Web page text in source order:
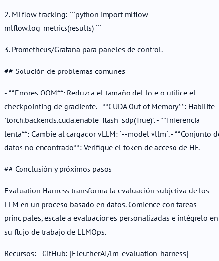
2. MLflow tracking: ```python import mlflow
mlflow.log_metrics(results) ```
3. Prometheus/Grafana para paneles de control.
## Solución de problemas comunes
- **Errores OOM**: Reduzca el tamaño del lote o utilice el
checkpointing de gradiente. - **CUDA Out of Memory**: Habilite
`torch.backends.cuda.enable_flash_sdp(True)`. - **Inferencia
lenta**: Cambie al cargador vLLM: `--model vllm`. - **Conjunto
datos no encontrado**: Verifique el token de acceso de HF.
## Conclusión y próximos pasos
Evaluation Harness transforma la evaluación subjetiva de los
LLM en un proceso basado en datos. Comience con tareas
principales, escale a evaluaciones personalizadas e intégrelo en
su flujo de trabajo de LLMOps.
Recursos: - GitHub: [EleutherAI/lm-evaluation-harness]